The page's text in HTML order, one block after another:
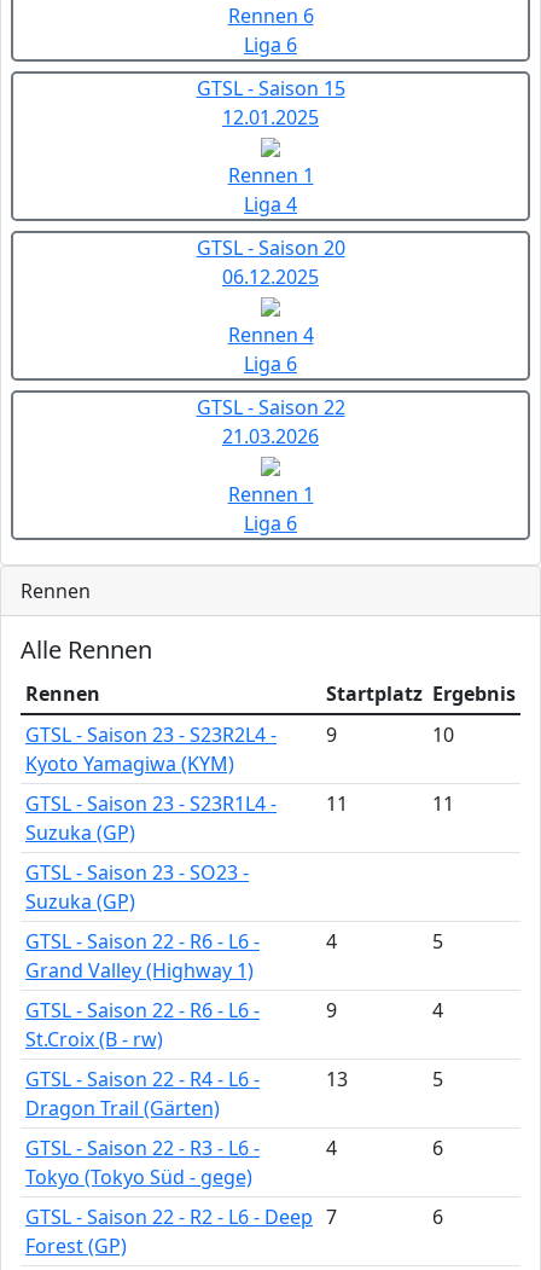
Rennen 6
Liga 6
GTSL - Saison 15
12.01.2025
Rennen 1
Liga 4
GTSL - Saison 20
06.12.2025
Rennen 4
Liga 6
GTSL - Saison 22
21.03.2026
Rennen 1
Liga 6
Rennen
Alle Rennen
Rennen Startplatz Ergebnis
GTSL - Saison 23 - S23R2L4 -
Kyoto Yamagiwa (KYM)
9 10
GTSL - Saison 23 - S23R1L4 -
Suzuka (GP)
11 11
GTSL - Saison 23 - SO23 -
Suzuka (GP)
GTSL - Saison 22 - R6 - L6 -
Grand Valley (Highway 1)
4 5
GTSL - Saison 22 - R6 - L6 -
St.Croix (B - rw)
9 4
GTSL - Saison 22 - R4 - L6 -
Dragon Trail (Gärten)
13 5
GTSL - Saison 22 - R3 - L6 -
Tokyo (Tokyo Süd - gege)
4 6
GTSL - Saison 22 - R2 - L6 - Deep
Forest (GP)
7 6